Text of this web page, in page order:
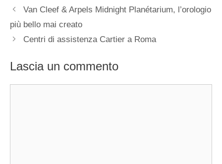
Navigazione
articolo
Van Cleef & Arpels Midnight Planétarium, l’orologio
più bello mai creato
Centri di assistenza Cartier a Roma
Lascia un commento